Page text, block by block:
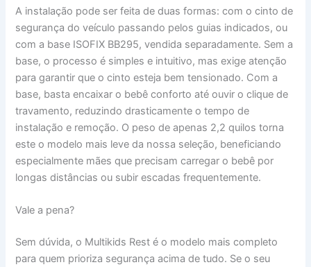
A instalação pode ser feita de duas formas: com o cinto de
segurança do veículo passando pelos guias indicados, ou
com a base ISOFIX BB295, vendida separadamente. Sem a
base, o processo é simples e intuitivo, mas exige atenção
para garantir que o cinto esteja bem tensionado. Com a
base, basta encaixar o bebê conforto até ouvir o clique de
travamento, reduzindo drasticamente o tempo de
instalação e remoção. O peso de apenas 2,2 quilos torna
este o modelo mais leve da nossa seleção, beneficiando
especialmente mães que precisam carregar o bebê por
longas distâncias ou subir escadas frequentemente.
Vale a pena?
Sem dúvida, o Multikids Rest é o modelo mais completo
para quem prioriza segurança acima de tudo. Se o seu